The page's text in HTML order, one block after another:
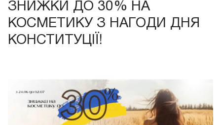
ЗНИЖКИ ДО 30% НА
КОСМЕТИКУ З НАГОДИ ДНЯ
КОНСТИТУЦІЇ!